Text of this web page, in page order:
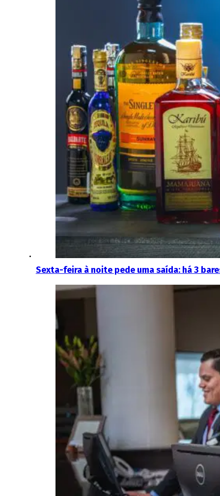
Sexta-feira à noite pede uma saída: há 3